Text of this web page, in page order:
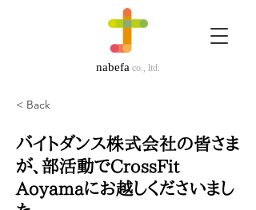
nabefa co., ltd.
< Back
バイトダンス株式会社の皆さま
が、部活動でCrossFit
Aoyamaにお越しくださいまし